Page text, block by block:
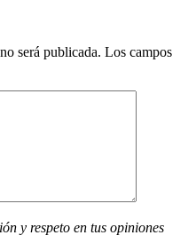
será publicada. Los campos
y respeto en tus opiniones